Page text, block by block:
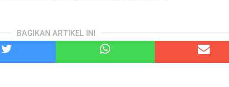
BAGIKAN ARTIKEL INI